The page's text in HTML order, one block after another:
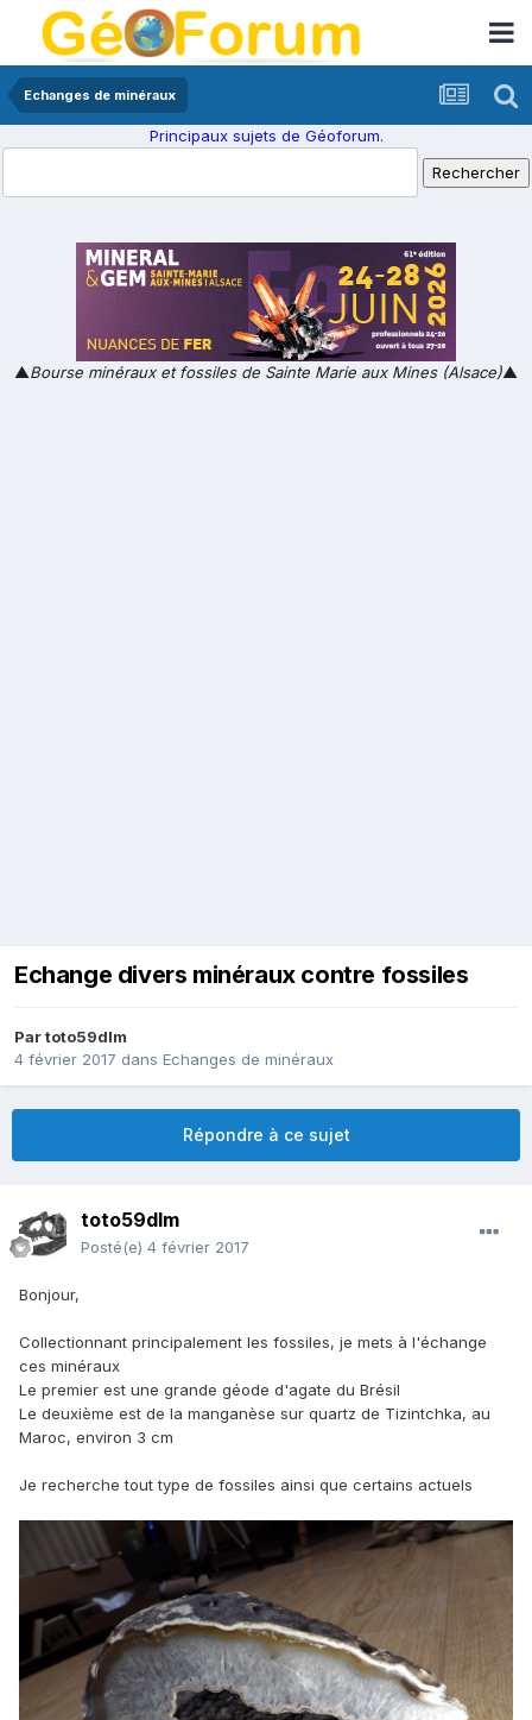
Echanges de minéraux
Principaux sujets de Géoforum.
▲Bourse minéraux et fossiles de Sainte Marie aux Mines (Alsace)▲
Echange divers minéraux contre fossiles
Partoto59dlm
4 février 2017 dans Echanges de minéraux
Répondre à ce sujet
toto59dlm
Posté(e) 4 février 2017
Bonjour,
Collectionnant principalement les fossiles, je mets à l'échange
ces minéraux
Le premier est une grande géode d'agate du Brésil
Le deuxième est de la manganèse sur quartz de Tizintchka, au
Maroc, environ 3 cm
Je recherche tout type de fossiles ainsi que certains actuels